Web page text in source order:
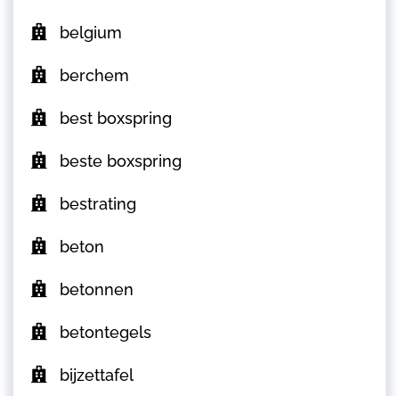
belgium
berchem
best boxspring
beste boxspring
bestrating
beton
betonnen
betontegels
bijzettafel